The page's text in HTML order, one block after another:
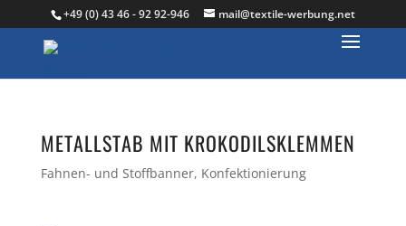
+49 (0) 43 46 - 92 92-946 mail@textile-werbung.net
METALLSTAB MIT KROKODILSKLEMMEN
Fahnen- und Stoffbanner, Konfektionierung